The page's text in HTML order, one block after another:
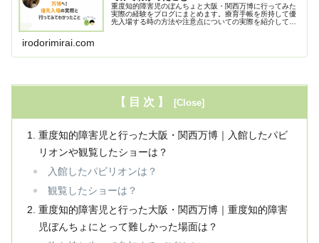
重度知的障害児のぼんちょと大阪・関西万博に行ってみた
実際の経験をブログにまとめます。療育手帳を所持して優
先入場する時の方法や注意点についての実際を紹介してい
irodorimirai.com
【 目 次 】
重度知的障害児と行った大阪・関西万博｜入館したパビ
リオンや観覧したショーは？
入館したパビリオンは？
観覧したショーは？
重度知的障害児と行った大阪・関西万博｜重度知的障害
児ぼんちょにとって難しかった場面は？